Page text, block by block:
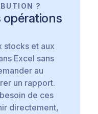
?
opérations
stocks et aux
Excel sans
au
un rapport.
de ces
directement,